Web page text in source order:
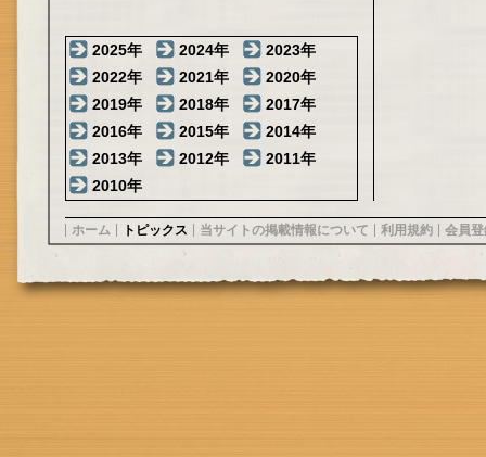
2025年 2024年
2023年
2022年
2021年
2020年
2019年
2018年
2017年
2016年
2015年
2014年
2013年
2012年
2011年
2010年
ホーム トピックス 当サイトの掲載情報について 利用規約 会員